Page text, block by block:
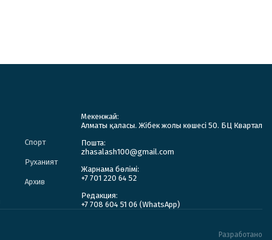
Спорт
Руханият
Архив
Мекенжай:
Алматы қаласы. Жібек жолы көшесі 50. БЦ Квартал
Пошта:
zhasalash100@gmail.com
Жарнама бөлімі:
+7 701 220 64 52
Редакция:
+7 708 604 51 06 (WhatsApp)
Разработано